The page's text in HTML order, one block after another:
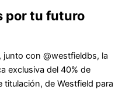
por tu futuro
junto con @westfieldbs, la
exclusiva del 40% de
titulación, de Westfield para